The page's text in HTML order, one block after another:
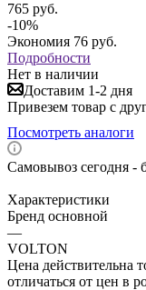
765 руб.
-10%
Экономия 76 руб.
Подробности
Нет в наличии
Доставим 1-2 дня
Привезем товар с
Посмотреть аналоги
Самовывоз сегодня -
Характеристики
Бренд основной
—
VOLTON
Цена действительна
отличаться от цен в